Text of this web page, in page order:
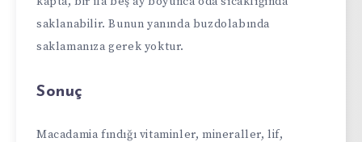
saklanabilir. Bunun yanında buzdolabında
saklamanıza gerek yoktur.
Sonuç
Macadamia fındığı vitaminler, mineraller, lif,